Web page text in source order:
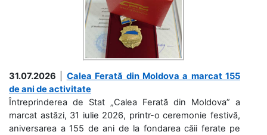
31.07.2026
Calea Ferată din Moldova a marcat 155
de ani de activitate
Întreprinderea de Stat „Calea Ferată din Moldova” a
marcat astăzi, 31 iulie 2026, printr-o ceremonie festivă,
aniversarea a 155 de ani de la fondarea căii ferate pe